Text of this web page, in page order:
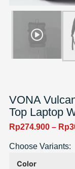
VONA
Top Laptop
Rp274.900 – Rp
Choose Variants:
Color